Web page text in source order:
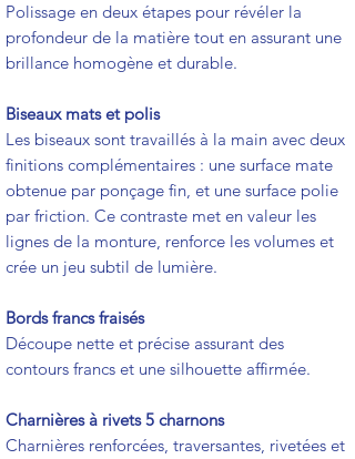
Polissage en deux étapes pour révéler la
profondeur de la matière tout en assurant une
brillance homogène et durable.
Biseaux mats et polis
Les biseaux sont travaillés à la main avec deux
finitions complémentaires : une surface mate
obtenue par ponçage fin, et une surface polie
par friction. Ce contraste met en valeur les
lignes de la monture, renforce les volumes et
crée un jeu subtil de lumière.
Bords francs fraisés
Découpe nette et précise assurant des
contours francs et une silhouette affirmée.
Charnières à rivets 5 charnons
Charnières renforcées, traversantes, rivetées et